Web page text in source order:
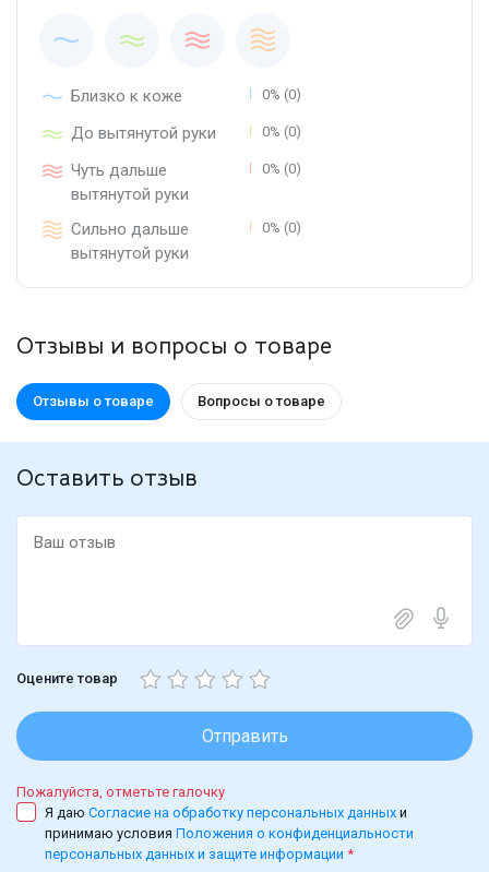
Близко к коже 0% (0)
До вытянутой руки 0% (0)
Чуть дальше
вытянутой руки
0% (0)
Сильно дальше
вытянутой руки
0% (0)
Отзывы и вопросы о товаре
Отзывы о товаре Вопросы о товаре
Оставить отзыв
Оцените товар
Отправить
Пожалуйста, отметьте галочку
Я даю Согласие на обработку персональных данных и
принимаю условия Положения о конфиденциальности
персональных данных и защите информации *